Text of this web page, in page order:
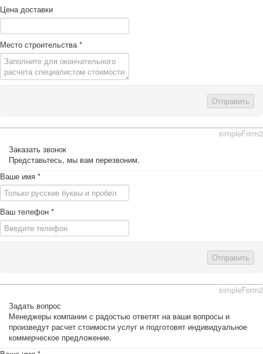
Цена доставки
Место строительства*
Отправить
simpleForm2
Заказать звонок
Представьтесь, мы вам перезвоним.
Ваше имя *
Ваш телефон *
Отправить
simpleForm2
Задать вопрос
Менеджеры компании с радостью ответят на ваши вопросы и
произведут расчет стоимости услуг и подготовят индивидуальное
коммерческое предложение.